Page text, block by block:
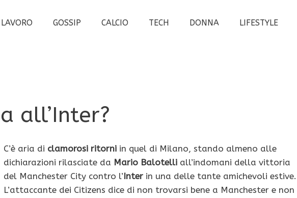
LAVORO GOSSIP CALCIO TECH DONNA LIFESTYLE
all’Inter?
C’è aria di clamorosi ritorniin quel di Milano, stando almeno alle
dichiarazioni rilasciate da Mario Balotelli all’indomani della vittoria
del Manchester City contro l’Interin una delle tante amichevoli estive.
L’attaccante dei Citizens dice di non trovarsi bene a Manchester e non